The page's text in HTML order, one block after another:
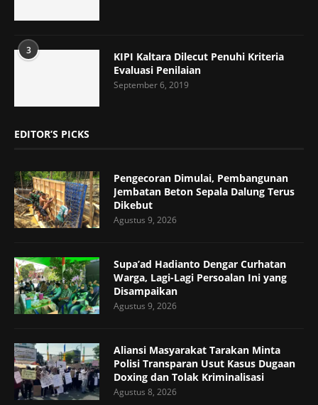
3
KIPI Kaltara Dilecut Penuhi Kriteria
Evaluasi Penilaian
September 6, 2019
EDITOR’S PICKS
Pengecoran Dimulai, Pembangunan
Jembatan Beton Sepala Dalung Terus
Dikebut
Agustus 9, 2026
Supa’ad Hadianto Dengar Curhatan
Warga, Lagi-Lagi Persoalan Ini yang
Disampaikan
Agustus 9, 2026
Aliansi Masyarakat Tarakan Minta
Polisi Transparan Usut Kasus Dugaan
Doxing dan Tolak Kriminalisasi
Agustus 8, 2026